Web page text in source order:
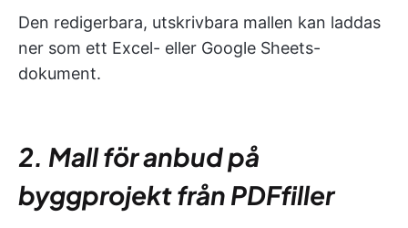
Den redigerbara, utskrivbara mallen kan laddas
ner som ett Excel- eller Google Sheets-
dokument.
2. Mall för anbud på
byggprojekt från PDFfiller